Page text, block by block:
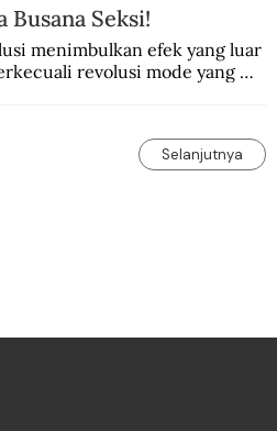
Busana Seksi!
menimbulkan efek yang luar
revolusi mode yang
Selanjutnya